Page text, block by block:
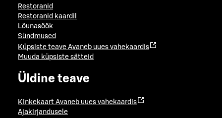
Restoranid
Restoranid kaardil
Lõunasöök
Sündmused
Küpsiste teave Avaneb uues vahekaardis
Muuda küpsiste sätteid
Üldine teave
Kinkekaart Avaneb uues vahekaardis
Ajakirjandusele